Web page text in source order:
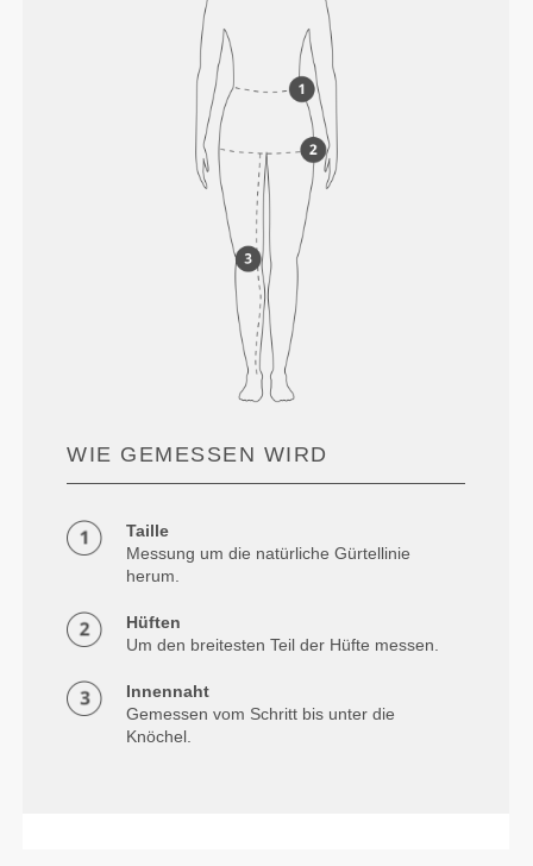
WIE GEMESSEN WIRD
Taille
Messung um die natürliche Gürtellinie
herum.
Hüften
Um den breitesten Teil der Hüfte messen.
Innennaht
Gemessen vom Schritt bis unter die
Knöchel.